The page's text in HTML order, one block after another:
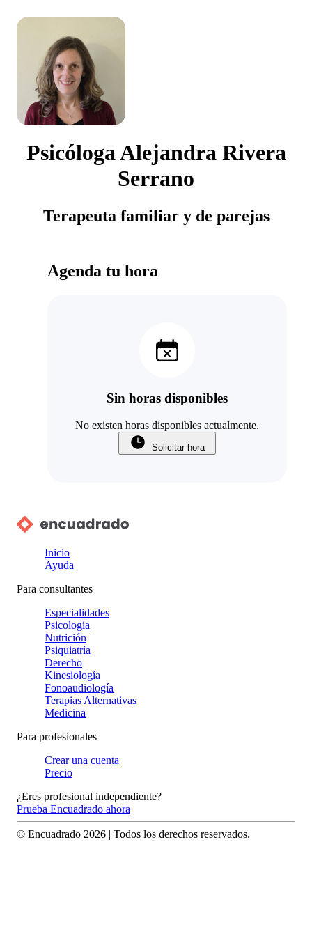
Psicóloga Alejandra Rivera
Serrano
Terapeuta familiar y de parejas
Agenda tu hora
Sin horas disponibles
No existen horas disponibles actualmente.
Solicitar hora
Inicio
Ayuda
Para consultantes
Especialidades
Psicología
Nutrición
Psiquiatría
Derecho
Kinesiología
Fonoaudiología
Terapias Alternativas
Medicina
Para profesionales
Crear una cuenta
Precio
¿Eres profesional independiente?
Prueba Encuadrado ahora
© Encuadrado 2026 | Todos los derechos reservados.